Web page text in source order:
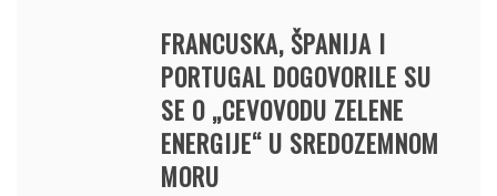
FRANCUSKA, ŠPANIJA I
PORTUGAL DOGOVORILE SU
SE O „CEVOVODU ZELENE
ENERGIJE“ U SREDOZEMNOM
MORU